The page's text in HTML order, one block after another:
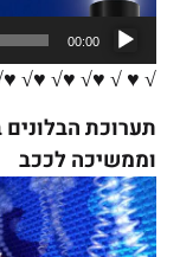
00:00
♥√ ♥√ ♥√ ♥√ ♥
תערוכת
וממשיכה לככב